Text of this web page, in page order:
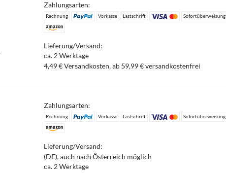
Zahlungsarten:
Rechnung Vorkasse Lastschrift Sofortüberweisung
Lieferung/Versand:
ca. 2 Werktage
4,49 € Versandkosten, ab 59,99 € versandkostenfrei
Zahlungsarten:
Rechnung Vorkasse Lastschrift Sofortüberweisung
Lieferung/Versand:
(DE), auch nach Österreich möglich
ca. 2 Werktage